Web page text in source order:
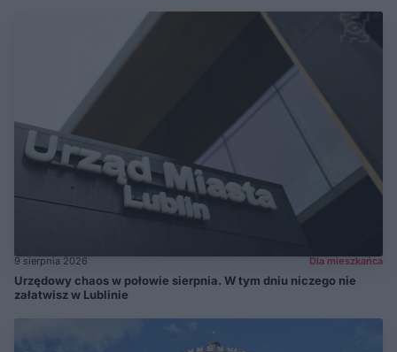
9 sierpnia 2026 Dla mieszkańca
Urzędowy chaos w połowie sierpnia. W tym dniu niczego nie
załatwisz w Lublinie